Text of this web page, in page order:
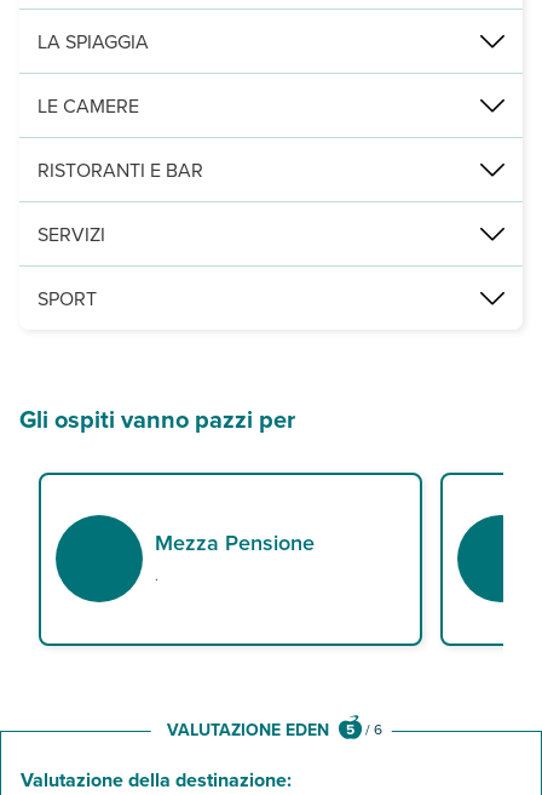
Kata, a 350 m dalla omonima spiaggia, 1,7 km dal centro, 2 dalla
LA SPIAGGIA
a 350 alla spiaggia di Kata beach, di sabbia bianca, con aree
LE CAMERE
144 camere tra superior (37 m ), camere deluxe vista piscina (37
RISTORANTI E BAR
2 ristoranti, di cui uno principale a buffet per la colazione e à la
SERVIZI
2 piscine, di cui una con area separata per bambini, attrezzate
SPORT
Gli ospiti vanno pazzi per
Mezza Pensione
.
VALUTAZIONE EDEN 5 /6
Valutazione della destinazione: